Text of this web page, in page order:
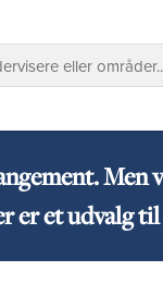
Men
er et udvalg